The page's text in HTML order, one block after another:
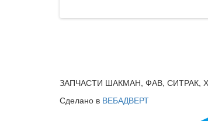
ЗАПЧАСТИ ШАКМАН, ФАВ, СИТРАК,
Сделано в ВЕБАДВЕРТ